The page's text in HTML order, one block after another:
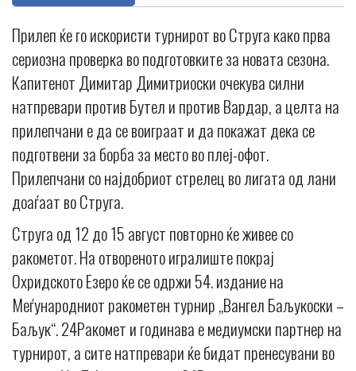
Прилеп ќе го искористи турнирот во Струга како прва
сериозна проверка во подготовките за новата сезона.
Капитенот Димитар Димитриоски очекува силни
натпревари против Бутел и против Вардар, а целта на
прилепчани е да се воиграат и да покажат дека се
подготвени за борба за место во плеј-офот.
Прилепчани со најдобриот стрелец во лигата од лани
доаѓаат во Струга.
Струга од 12 до 15 август повторно ќе живее со
ракометот. На отвореното игралиште покрај
Охридското Езеро ќе се одржи 54. издание на
Меѓународниот ракометен турнир „Вангел Баљукоски –
Баљук“. 24Ракомет и годинава е медиумски партнер на
турнирот, а сите натпревари ќе бидат пренесувани во